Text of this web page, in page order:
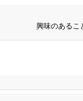
興味のあるこ